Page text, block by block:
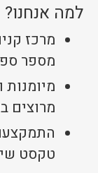
למה אנחנו?
מרכז
מספר
מרוצים
טקסט